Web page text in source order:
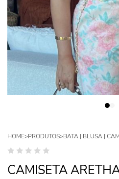
HOME>PRODUTOS>BATA | BLUSA |
CAMISETA